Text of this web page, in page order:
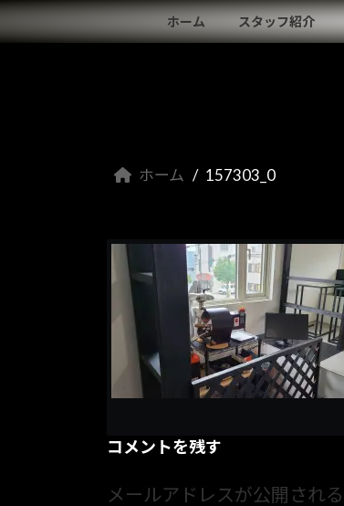
コ
ン
ナ
ビ
ホーム スタッフ紹介
ホーム 157303_0
コメントを残す
メールアドレスが公開され